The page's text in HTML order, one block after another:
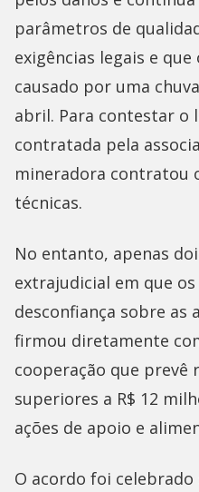
parâmetros de
exigências legais e
causado por uma
abril. Para contestar o
contratada pela
mineradora contratou
técnicas.
No entanto, apenas
extrajudicial em que
desconfiança sobre as
firmou diretamente
cooperação que prevê
superiores a R$ 12
ações de apoio e
O acordo foi